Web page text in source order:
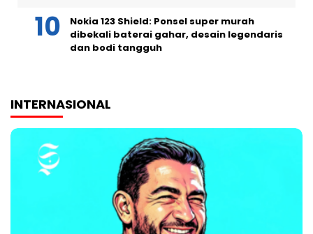
Nokia 123 Shield: Ponsel super murah
dibekali baterai gahar, desain legendaris
dan bodi tangguh
INTERNASIONAL